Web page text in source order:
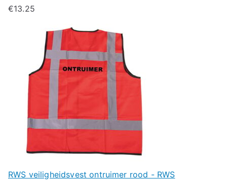
€13.25
RWS veiligheidsvest ontruimer rood - RWS